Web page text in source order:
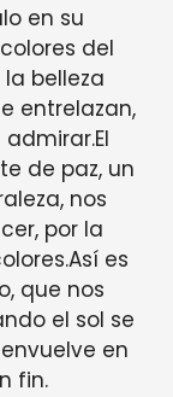
en su
del
belleza
entrelazan,
de paz, un
nos
por la
es
que nos
el sol se
en
fin.